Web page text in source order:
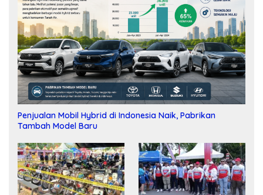
Penjualan Mobil Hybrid di Indonesia Naik, Pabrikan
Tambah Model Baru